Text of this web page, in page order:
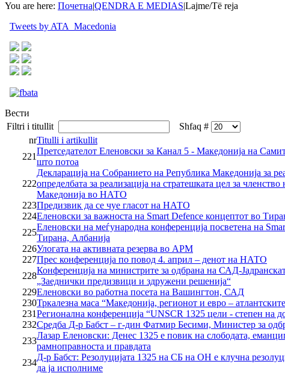
You are here: Почетна|QENDRA E MEDIAS|Lajme/Të reja
Tweets by ATA_Macedonia
Вести
Filtri i titullit
Shfaq #
nrTitulli i artikullit
221
Претседателот Еленовски за Канал 5 - Македонија на
што потоа
222
Декларација на Собранието на Република Македонија за
определбата за реализација на стратешката цел за
Македонија во НАТО
223Предизвик да се чуе гласот на НАТО
224Еленовски за важноста на Smart Defence концептот во
225
Еленовски на меѓународна конференција посветена на
Тирана, Албанија
226Улогата на активната резерва во АРМ
227Прес конференција по повод 4. април – денот на НАТО
228
Конференција на министрите за одбрана на САД-
„Заеднички предизвици и здружени решенија“
229Еленовски во работна посета на Вашингтон, САД
230Тркалезна маса “Македонија, регионот и евро –
231Регионална конференција “UNSCR 1325 цели - степен на
232Средба Д-р Бабст – г-дин Фатмир Бесими, Министер за
233
Лазар Еленовски: Денес 1325 е повик на слободата,
рамноправноста и правдата
234
Д-р Бабст: Резолуцијата 1325 на СБ на ОН е клучна
да ја исполниме